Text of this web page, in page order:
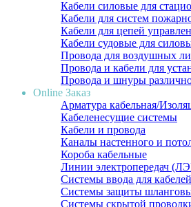
Кабели силовые для
Кабели для систем
Кабели для цепей
Кабели судовые для
Провода для воздушных
Провода и кабели для
Провода и шнуры
Online Заказ
Арматура кабельная/
Кабеленесущие системы
Кабели и провода
Каналы настенного и
Короба кабельные
Линии электропередач
Системы ввода для
Системы защиты
Системы скрытой